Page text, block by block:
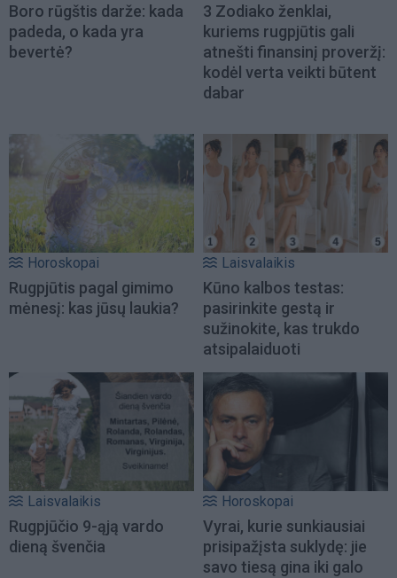
Boro rūgštis darže: kada
padeda, o kada yra
bevertė?
3 Zodiako ženklai,
kuriems rugpjūtis gali
atnešti finansinį proveržį:
kodėl verta veikti būtent
dabar
Horoskopai
Rugpjūtis pagal gimimo
mėnesį: kas jūsų laukia?
Laisvalaikis
Kūno kalbos testas:
pasirinkite gestą ir
sužinokite, kas trukdo
atsipalaiduoti
Laisvalaikis
Rugpjūčio 9-ąją vardo
dieną švenčia
Horoskopai
Vyrai, kurie sunkiausiai
prisipažįsta suklydę: jie
savo tiesą gina iki galo